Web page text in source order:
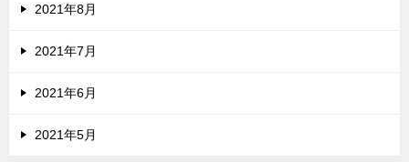
2021年8月
2021年7月
2021年6月
2021年5月